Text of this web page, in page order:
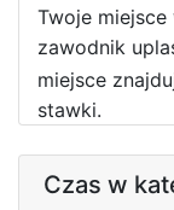
Twoje
zawodnik
miejsce
stawki.
Czas w